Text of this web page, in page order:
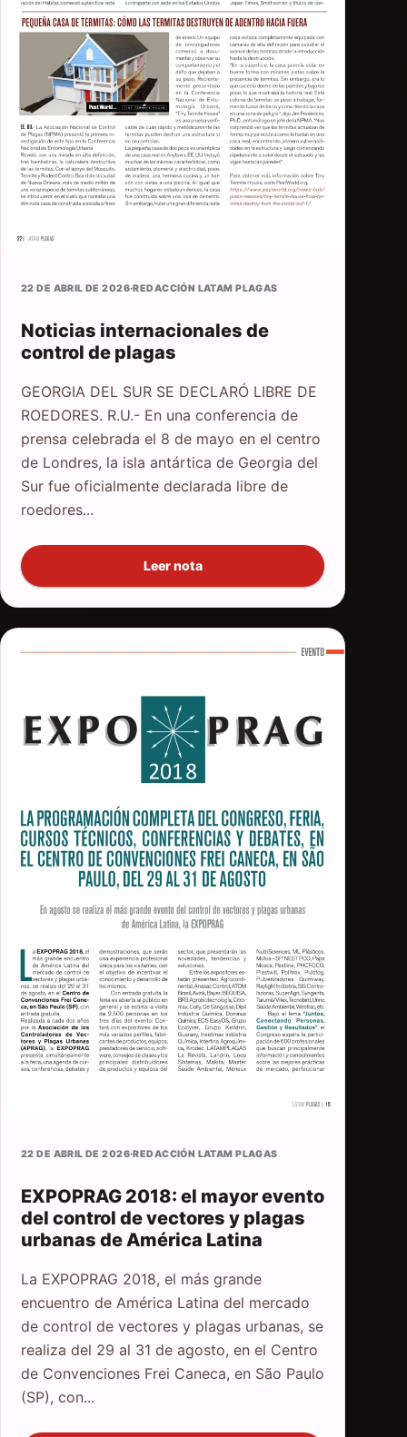
22 DE ABRIL DE 2026·REDACCIÓN LATAM PLAGAS
Noticias internacionales de
control de plagas
GEORGIA DEL SUR SE DECLARÓ LIBRE DE
ROEDORES. R.U.- En una conferencia de
prensa celebrada el 8 de mayo en el centro
de Londres, la isla antártica de Georgia del
Sur fue oficialmente declarada libre de
roedores...
Leer nota
22 DE ABRIL DE 2026·REDACCIÓN LATAM PLAGAS
EXPOPRAG 2018: el mayor evento
del control de vectores y plagas
urbanas de América Latina
La EXPOPRAG 2018, el más grande
encuentro de América Latina del mercado
de control de vectores y plagas urbanas, se
realiza del 29 al 31 de agosto, en el Centro
de Convenciones Frei Caneca, en São Paulo
(SP), con...